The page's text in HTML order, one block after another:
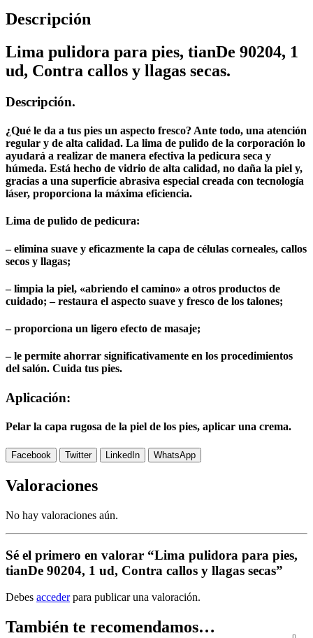
Descripción
Lima pulidora para pies, tianDe 90204, 1
ud, Contra callos y llagas secas.
Descripción.
¿Qué le da a tus pies un aspecto fresco? Ante todo, una atención
regular y de alta calidad. La lima de pulido de la corporación lo
ayudará a realizar de manera efectiva la pedicura seca y
húmeda. Está hecho de vidrio de alta calidad, no daña la piel y,
gracias a una superficie abrasiva especial creada con tecnología
láser, proporciona la máxima eficiencia.
Lima de pulido de pedicura:
– elimina suave y eficazmente la capa de células corneales, callos
secos y llagas;
– limpia la piel, «abriendo el camino» a otros productos de
cuidado; – restaura el aspecto suave y fresco de los talones;
– proporciona un ligero efecto de masaje;
– le permite ahorrar significativamente en los procedimientos
del salón. Cuida tus pies.
Aplicación:
Pelar la capa rugosa de la piel de los pies, aplicar una crema.
Facebook Twitter LinkedIn WhatsApp
Valoraciones
No hay valoraciones aún.
Sé el primero en valorar “Lima pulidora para pies,
tianDe 90204, 1 ud, Contra callos y llagas secas”
Debes accederpara publicar una valoración.
También te recomendamos…